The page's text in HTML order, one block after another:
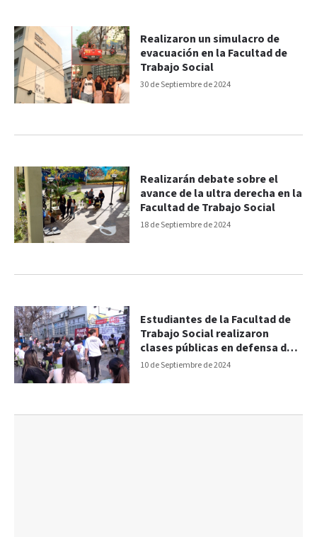
30 de Septiembre de 2024
Realizaron un simulacro de
evacuación en la Facultad de
Trabajo Social
18 de Septiembre de 2024
Realizarán debate sobre el
avance de la ultra derecha en la
Facultad de Trabajo Social
10 de Septiembre de 2024
Estudiantes de la Facultad de
Trabajo Social realizaron
clases públicas en defensa de
la educación